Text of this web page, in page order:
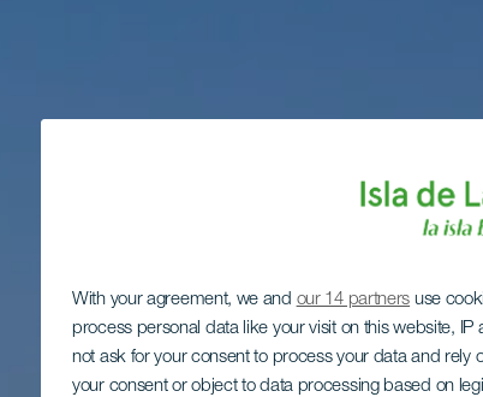
With your agreement, we and our 14 partners use
process personal data like your visit on this website,
not ask for your consent to process your data and rely
your consent or object to data processing based on